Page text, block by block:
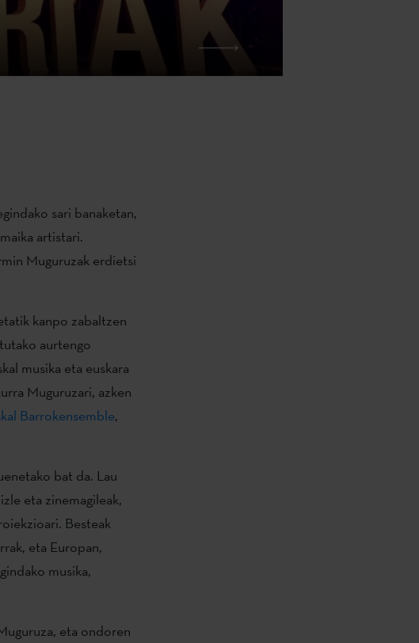
sari banaketan,
artistari.
Muguruzak erdietsi
kanpo zabaltzen
aurtengo
musika eta euskara
Muguruzari, azken
Barrokensemble,
bat da. Lau
eta zinemagileak,
Besteak
eta Europan,
musika,
eta ondoren